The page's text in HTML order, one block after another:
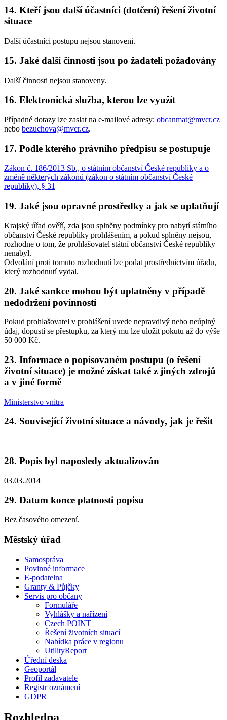
14. Kteří jsou další účastníci (dotčení) řešení životní
situace
Další účastníci postupu nejsou stanoveni.
15. Jaké další činnosti jsou po žadateli požadovány
Další činnosti nejsou stanoveny.
16. Elektronická služba, kterou lze využít
Případné dotazy lze zaslat na e-mailové adresy: obcanmat@mvcr.cz
nebo bezuchova@mvcr.cz.
17. Podle kterého právního předpisu se postupuje
Zákon č. 186/2013 Sb., o státním občanství České republiky a o
změně některých zákonů (zákon o státním občanství České
republiky), § 31
19. Jaké jsou opravné prostředky a jak se uplatňují
Krajský úřad ověří, zda jsou splněny podmínky pro nabytí státního
občanství České republiky prohlášením, a pokud splněny nejsou,
rozhodne o tom, že prohlašovatel státní občanství České republiky
nenabyl.
Odvolání proti tomuto rozhodnutí lze podat prostřednictvím úřadu,
který rozhodnutí vydal.
20. Jaké sankce mohou být uplatněny v případě
nedodržení povinností
Pokud prohlašovatel v prohlášení uvede nepravdivý nebo neúplný
údaj, dopustí se přestupku, za který mu lze uložit pokutu až do výše
50 000 Kč.
23. Informace o popisovaném postupu (o řešení
životní situace) je možné získat také z jiných zdrojů
a v jiné formě
Ministerstvo vnitra
24. Související životní situace a návody, jak je řešit
28. Popis byl naposledy aktualizován
03.03.2014
29. Datum konce platnosti popisu
Bez časového omezení.
Městský úřad
Samospráva
Povinné informace
E-podatelna
Granty & Půjčky
Servis pro občany
Formuláře
Vyhlášky a nařízení
Czech POINT
Řešení životních situací
Nabídka práce v regionu
UtilityReport
Úřední deska
Geoportál
Profil zadavatele
Registr oznámení
GDPR